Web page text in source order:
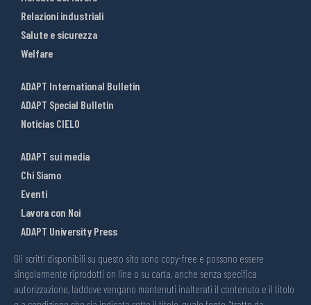
Relazioni industriali
Salute e sicurezza
Welfare
ADAPT International Bulletin
ADAPT Special Bulletin
Noticias CIELO
ADAPT sui media
Chi Siamo
Eventi
Lavora con Noi
ADAPT University Press
Gli scritti disponibili su questo sito sono copy-free e possono essere
singolarmente riprodotti on line o su carta, anche senza specifica
autorizzazione, laddove vengano mantenuti inalterati il contenuto e il titolo